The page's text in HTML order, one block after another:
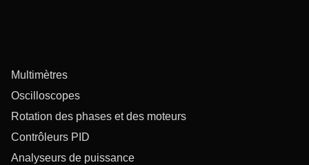
Multimètres
Oscilloscopes
Rotation des phases et des moteurs
Contrôleurs PID
Analyseurs de puissance